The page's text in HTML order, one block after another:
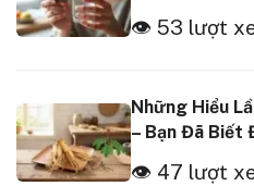
👁 53 lượt
Những Hiểu
– Bạn Đã Biết
👁 47 lượt